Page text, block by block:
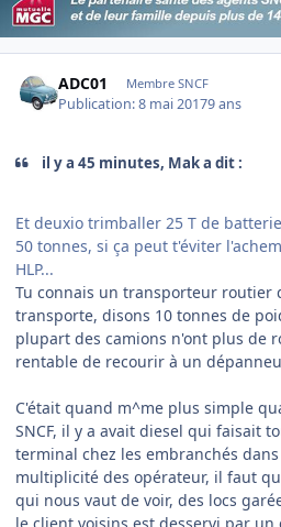
ADC01 Membre SNCF
Publication:8 mai 20179 ans
il y a 45 minutes, Mak a dit :
Et deuxio trimballer 25 T de
50 tonnes, si ça peut t'éviter
HLP...
Tu connais un transporteur routier
transporte, disons 10 tonnes de
plupart des camions n'ont plus de
rentable de recourir à un
C'était quand m^me plus simple
SNCF, il y a avait diesel qui faisait
terminal chez les embranchés
multiplicité des opérateur, il faut
qui nous vaut de voir, des locs